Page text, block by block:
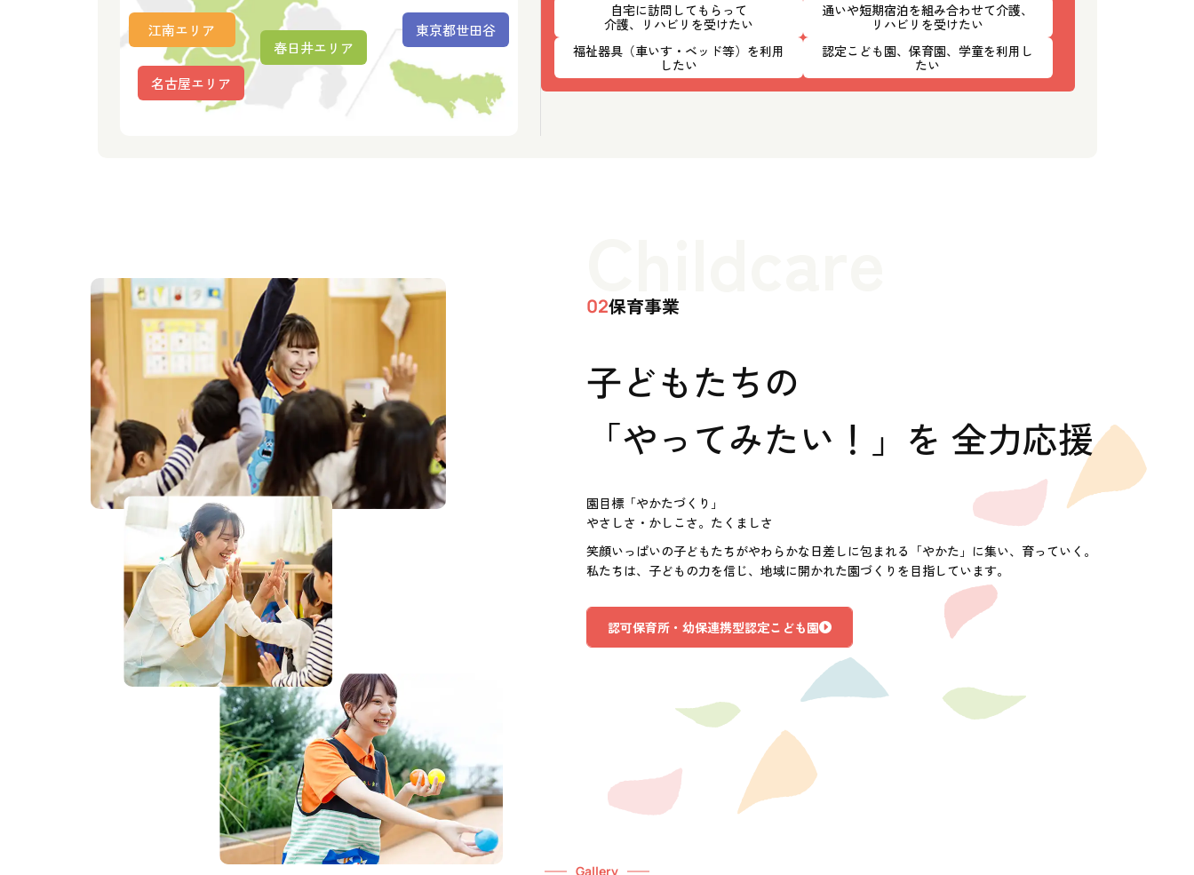
名古屋エリア
江南エリア
春日井エリア
東京都世田谷
自宅に訪問してもらって
介護、リハビリを受けたい
通いや短期宿泊を組み合わせて介護、
リハビリを受けたい
福祉器具（車いす・ベッド等）を利用
したい
認定こども園、保育園、学童を利用し
たい
02保育事業
子どもたちの
「やってみたい！」を 全力応援
園目標「やかたづくり」
やさしさ・かしこさ。たくましさ
笑顔いっぱいの子どもたちがやわらかな日差しに包まれる「やかた」に集い、育っていく。
私たちは、子どもの力を信じ、地域に開かれた園づくりを目指しています。
認可保育所・幼保連携型認定こども園
Gallery